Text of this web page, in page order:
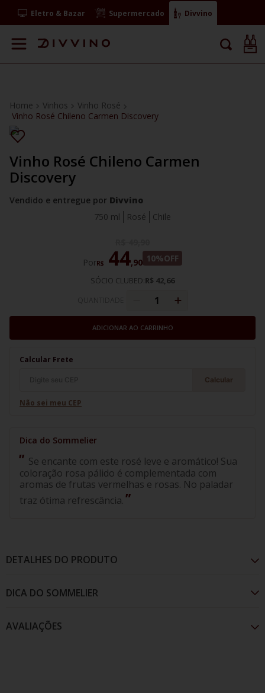
Eletro & Bazar Supermercado Divvino
Vinhos
Vinho Rosé
Vinho Rosé Chileno Carmen Discovery
Vinho Rosé Chileno Carmen
Discovery
Vendido e entregue por Divvino
Rosé
Chile
750 ml
PorR$ 44,90 10%OFF
SÓCIO CLUBED:R$ 42,66
ADICIONAR AO CARRINHO
Calcular Frete
Calcular
Não sei meu CEP
Se encante com este rosé leve e aromático! Sua
coloração rosa pálido é complementada com
aromas de frutas vermelhas e rosas. No paladar
traz ótima refrescância.
DETALHES DO PRODUTO
Se encante com este rosé leve e aromático! Sua
AVALIAÇÕES